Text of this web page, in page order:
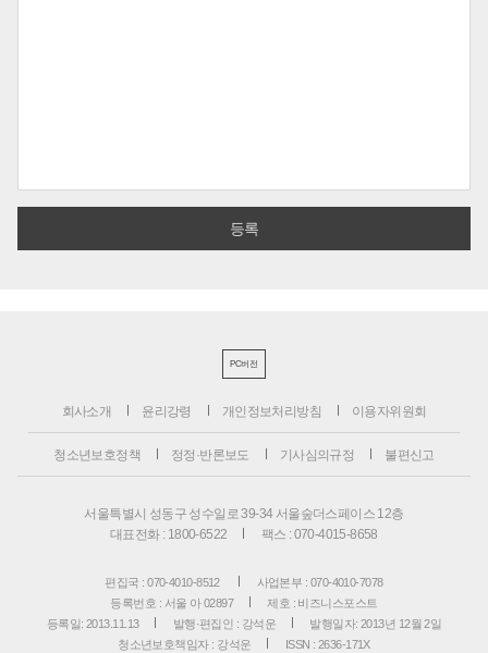
PC버전
회사소개 윤리강령 개인정보처리방침 이용자위원회
청소년보호정책 정정·반론보도 기사심의규정 불편신고
서울특별시 성동구 성수일로 39-34 서울숲더스페이스 12층
대표전화 : 1800-6522
팩스 : 070-4015-8658
편집국 : 070-4010-8512
사업본부 : 070-4010-7078
등록번호 : 서울 아 02897
제호 : 비즈니스포스트
등록일: 2013.11.13
발행·편집인 : 강석운
발행일자: 2013년 12월 2일
청소년보호책임자 : 강석운
ISSN : 2636-171X